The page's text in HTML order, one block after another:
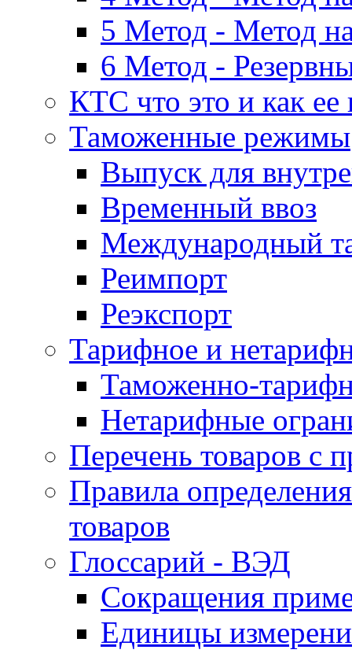
5 Метод - Метод
6 Метод -
КТС что это и как ее
Таможенные режимы
Выпуск для
Временный ввоз
Международный
Реимпорт
Реэкспорт
Тарифное и
Таможенно-
Нетарифные
Перечень товаров с
Правила
товаров
Глоссарий - ВЭД
Сокращения
Единицы